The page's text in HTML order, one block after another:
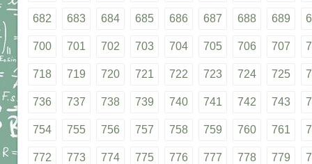
682 683 684 685 686 687 688 689
700 701 702 703 704 705 706 707
718 719 720 721 722 723 724 725
736 737 738 739 740 741 742 743
754 755 756 757 758 759 760 761
772 773 774 775 776 777 778 779